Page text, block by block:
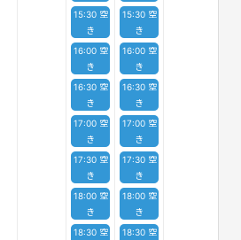
15:30 空
き
16:00 空
き
16:30 空
き
17:00 空
き
17:30 空
き
18:00 空
き
18:30 空
15:30 空
き
16:00 空
き
16:30 空
き
17:00 空
き
17:30 空
き
18:00 空
き
18:30 空